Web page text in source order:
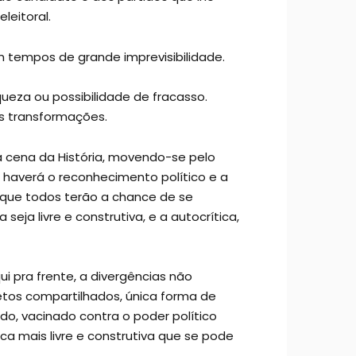
de grande imprevisibilidade.
ou possibilidade de fracasso.
transformações.
da História, movendo-se pelo
o reconhecimento político e a
todos terão a chance de se
seja livre e construtiva, e a autocrítica,
pra frente, a divergências não
compartilhados, única forma de
vacinado contra o poder político
mais livre e construtiva que se pode